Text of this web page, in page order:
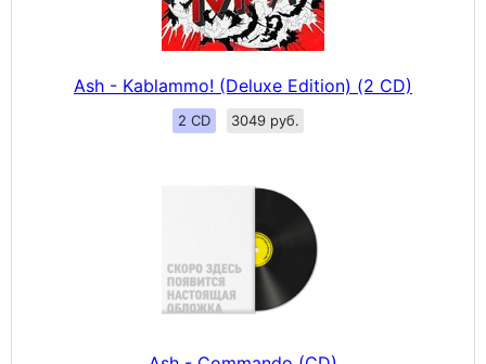
Ash - Kablammo! (Deluxe Edition) (2 CD)
2 CD 3049 руб.